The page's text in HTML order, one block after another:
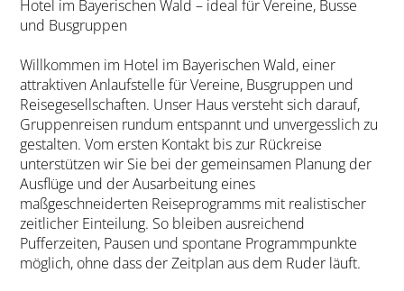
Hotel im Bayerischen Wald – ideal für Vereine, Busse
und Busgruppen
Willkommen im Hotel im Bayerischen Wald, einer
attraktiven Anlaufstelle für Vereine, Busgruppen und
Reisegesellschaften. Unser Haus versteht sich darauf,
Gruppenreisen rundum entspannt und unvergesslich zu
gestalten. Vom ersten Kontakt bis zur Rückreise
unterstützen wir Sie bei der gemeinsamen Planung der
Ausflüge und der Ausarbeitung eines
maßgeschneiderten Reiseprogramms mit realistischer
zeitlicher Einteilung. So bleiben ausreichend
Pufferzeiten, Pausen und spontane Programmpunkte
möglich, ohne dass der Zeitplan aus dem Ruder läuft.